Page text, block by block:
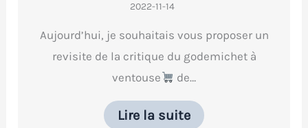
2022-11-14
Aujourd’hui, je souhaitais vous proposer un
revisite de la critique du godemichet à
ventouse
de…
Lire la suite